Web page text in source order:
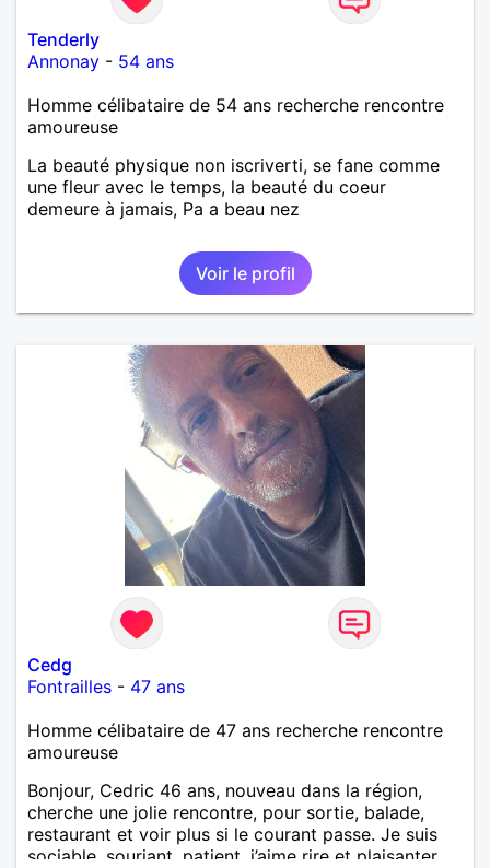
Tenderly
Annonay - 54 ans
Homme célibataire de 54 ans recherche rencontre
amoureuse
La beauté physique non iscriverti, se fane comme
une fleur avec le temps, la beauté du coeur
demeure à jamais, Pa a beau nez
Voir le profil
Cedg
Fontrailles - 47 ans
Homme célibataire de 47 ans recherche rencontre
amoureuse
Bonjour, Cedric 46 ans, nouveau dans la région,
cherche une jolie rencontre, pour sortie, balade,
restaurant et voir plus si le courant passe. Je suis
sociable, souriant, patient, j’aime rire et plaisanter..